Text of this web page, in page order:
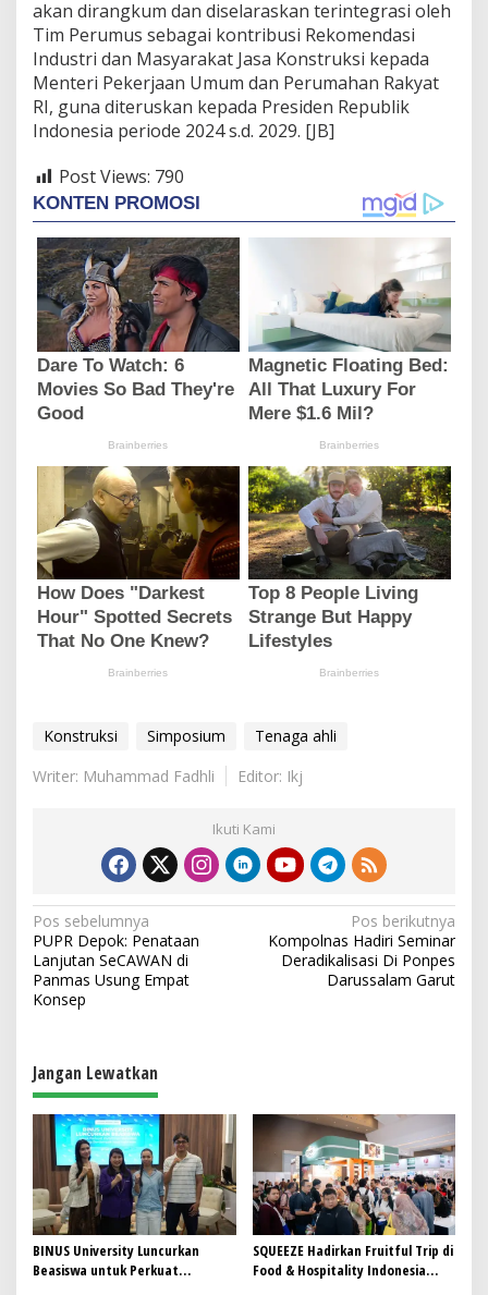
akan dirangkum dan diselaraskan terintegrasi oleh
Tim Perumus sebagai kontribusi Rekomendasi
Industri dan Masyarakat Jasa Konstruksi kepada
Menteri Pekerjaan Umum dan Perumahan Rakyat
RI, guna diteruskan kepada Presiden Republik
Indonesia periode 2024 s.d. 2029. [JB]
Post Views: 790
Konstruksi Simposium
Tenaga ahli
Writer: Muhammad Fadhli
Editor: Ikj
Ikuti Kami
N
a
v
i
a
s
o
s
Pos sebelumnya
PUPR Depok: Penataan
Lanjutan SeCAWAN di
Panmas Usung Empat
Konsep
Pos berikutnya
Kompolnas Hadiri Seminar
Deradikalisasi Di Ponpes
Darussalam Garut
Jangan Lewatkan
BINUS University Luncurkan
Beasiswa untuk Perkuat
SQUEEZE Hadirkan Fruitful Trip di
Food & Hospitality Indonesia